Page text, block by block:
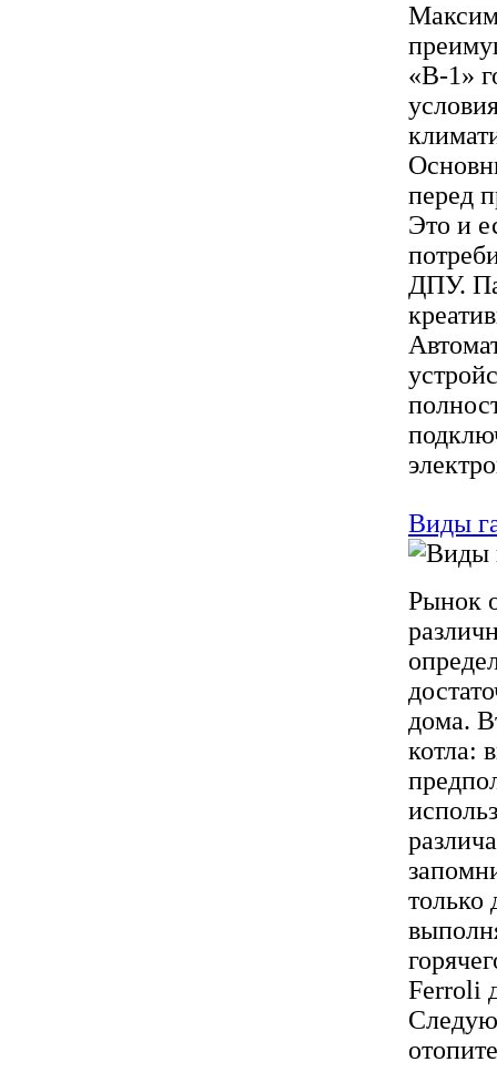
«В-1»
перед
Это и
ДПУ.
Виды
Рынок
дома.
котла:
только
Ferroli